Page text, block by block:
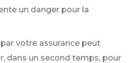
un danger pour la
votre assurance peut
dans un second temps, pour